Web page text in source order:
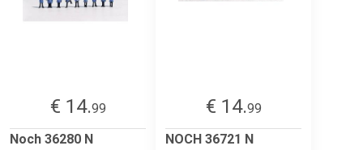
€ 14.99
Noch 36280 N
€ 14.99
NOCH 36721 N